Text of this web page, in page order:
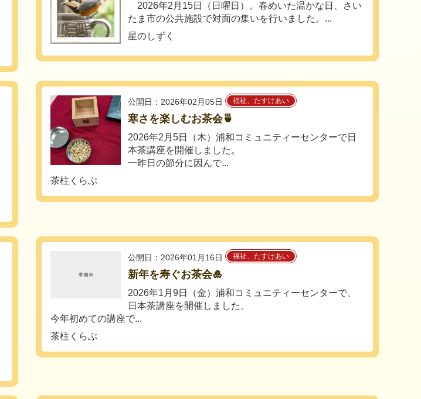
2026年2月15日（日曜日）。春めいた温かな日、さい
たま市の公共施設で対面の集いを行いました。...
星のしずく
公開日：2026年02月05日 福祉、たすけあい
寒さを楽しむお茶会🍵
2026年2月5日（木）浦和コミュニティーセンターで日
本茶講座を開催しました。
一昨日の節分に因んで...
茶柱くらぶ
公開日：2026年01月16日 福祉、たすけあい
新年を寿ぐお茶会🎍
2026年1月9日（金）浦和コミュニティーセンターで、
日本茶講座を開催しました。
今年初めての講座で...
茶柱くらぶ